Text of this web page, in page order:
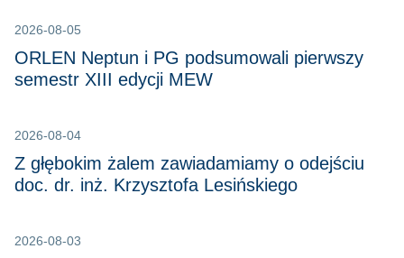
2026-08-05
ORLEN Neptun i PG podsumowali pierwszy
semestr XIII edycji MEW
2026-08-04
Z głębokim żalem zawiadamiamy o odejściu
doc. dr. inż. Krzysztofa Lesińskiego
2026-08-03